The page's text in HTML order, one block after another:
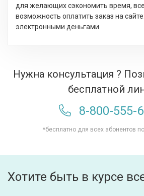
для желающих сэкономить время,
возможность оплатить заказ на
электронными деньгами.
Нужна консультация ?
бесплатной
8-800-555-
*бесплатно для всех абонентов
Хотите быть в курсе